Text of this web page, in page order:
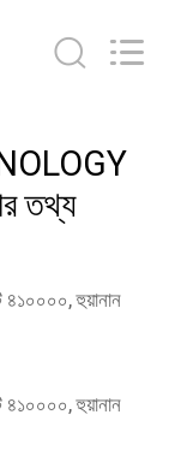
তথ্য
৪১০০০০, হুয়ানান
৪১০০০০, হুয়ানান